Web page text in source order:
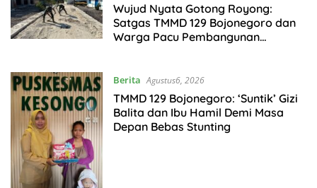
Wujud Nyata Gotong Royong:
Satgas TMMD 129 Bojonegoro dan
Warga Pacu Pembangunan
Berita Agustus6, 2026
TMMD 129 Bojonegoro: ‘Suntik’ Gizi
Balita dan Ibu Hamil Demi Masa
Depan Bebas Stunting